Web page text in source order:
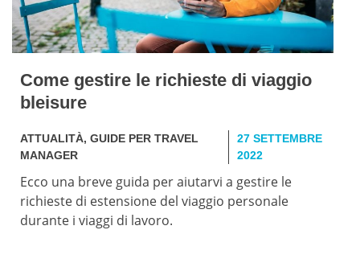
Come gestire le richieste di viaggio
bleisure
ATTUALITÀ, GUIDE PER TRAVEL
MANAGER
27 SETTEMBRE
2022
Ecco una breve guida per aiutarvi a gestire le
richieste di estensione del viaggio personale
durante i viaggi di lavoro.